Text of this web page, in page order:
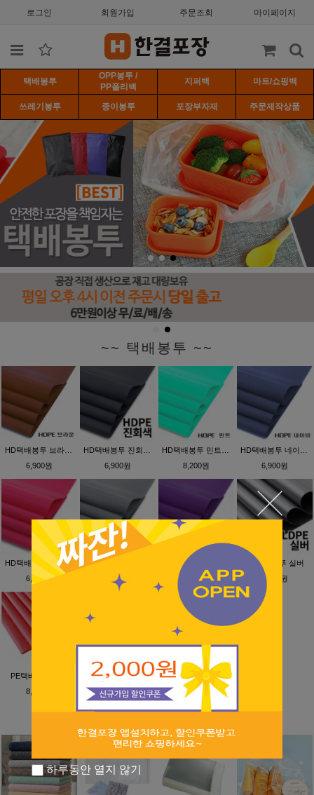
로그인 회원가입 주문조회 마이페이지
택배봉투
OPP봉투 /
PP폴리백
지퍼백 마트/쇼핑백
쓰레기봉투 종이봉투 포장부자재 주문제작상품
~~ 택배봉투 ~~
6,900원
6,900원
8,200원
6,900원
HD택배봉투 핑크(보급형)
6,900원
5,700원
7,900원
PE택배봉투 실버
8,400원
PE택배봉투 핑크
8,400원
PE택배봉투 소라
8,400원
은박증착택배봉투
13,000원
~~ OPP봉투/PP폴리백 ~~
하루동안 열지 않기